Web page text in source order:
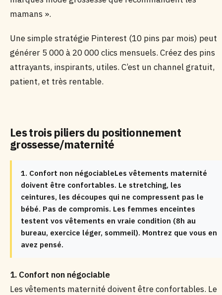
mamans ».
Une simple stratégie Pinterest (10 pins par mois) peut
générer 5 000 à 20 000 clics mensuels. Créez des pins
attrayants, inspirants, utiles. C’est un channel gratuit,
patient, et très rentable.
Les trois piliers du positionnement
grossesse/maternité
1. Confort non négociableLes vêtements maternité
doivent être confortables. Le stretching, les
ceintures, les découpes qui ne compressent pas le
bébé. Pas de compromis. Les femmes enceintes
testent vos vêtements en vraie condition (8h au
bureau, exercice léger, sommeil). Montrez que vous en
avez pensé.
1. Confort non négociable
Les vêtements maternité doivent être confortables. Le